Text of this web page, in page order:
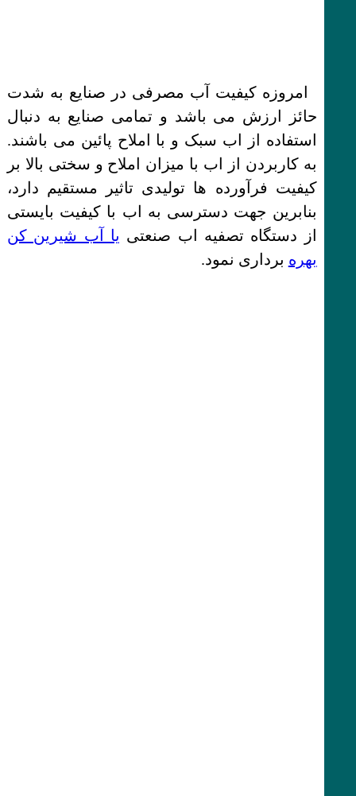
امروزه کیفیت آب مصرفی در صنایع به شدت
حائز ارزش می باشد و تمامی صنایع به دنبال
استفاده از اب سبک و با املاح پائین می باشند.
به کاربردن از اب با میزان املاح و سختی بالا بر
کیفیت فرآورده ها تولیدی تاثیر مستقیم دارد،
بنابرین جهت دسترسی به اب با کیفیت بایستی
از دستگاه تصفیه اب صنعتی یا آب شیرین کن
بهره برداری نمود.